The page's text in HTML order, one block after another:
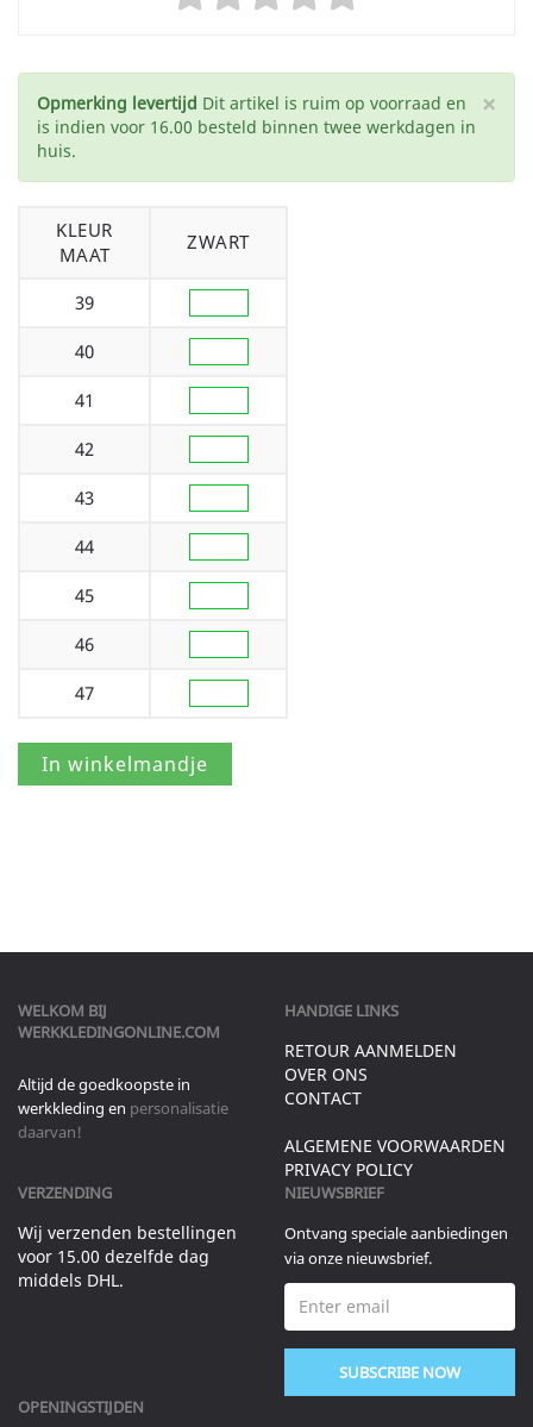
×
Opmerking levertijd Dit artikel is ruim op voorraad en
is indien voor 16.00 besteld binnen twee werkdagen in
huis.
KLEUR
MAAT
ZWART
39
40
41
42
43
44
45
46
47
WELKOM BIJ
WERKKLEDINGONLINE.COM
Altijd de goedkoopste in
werkkleding en personalisatie
daarvan!
HANDIGE LINKS
RETOUR AANMELDEN
OVER ONS
CONTACT
ALGEMENE VOORWAARDEN
PRIVACY POLICY
VERZENDING
Wij verzenden bestellingen
voor 15.00 dezelfde dag
middels DHL.
NIEUWSBRIEF
Ontvang speciale aanbiedingen
via onze nieuwsbrief.
SUBSCRIBE NOW
OPENINGSTIJDEN